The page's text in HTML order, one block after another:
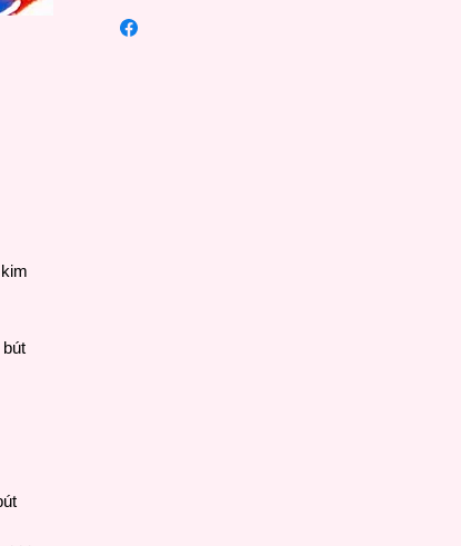
hiệu họa phẩm lâu đời và nổi tiếng đến từ Pháp. Với